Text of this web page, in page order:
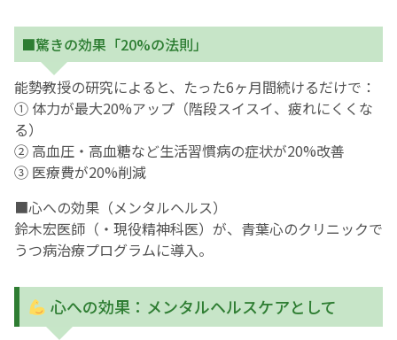
■驚きの効果「20%の法則」
能勢教授の研究によると、たった6ヶ月間続けるだけで：
① 体力が最大20%アップ（階段スイスイ、疲れにくくな
る）
② 高血圧・高血糖など生活習慣病の症状が20%改善
③ 医療費が20%削減
■心への効果（メンタルヘルス）
鈴木宏医師（・現役精神科医）が、青葉心のクリニックで
うつ病治療プログラムに導入。
心への効果：メンタルヘルスケアとして